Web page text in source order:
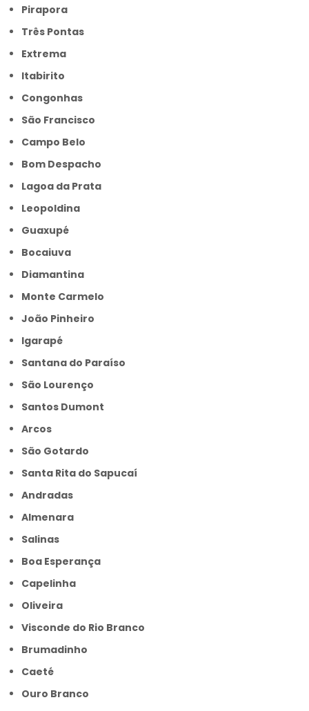
Pirapora
Três Pontas
Extrema
Itabirito
Congonhas
São Francisco
Campo Belo
Bom Despacho
Lagoa da Prata
Leopoldina
Guaxupé
Bocaiuva
Diamantina
Monte Carmelo
João Pinheiro
Igarapé
Santana do Paraíso
São Lourenço
Santos Dumont
Arcos
São Gotardo
Santa Rita do Sapucaí
Andradas
Almenara
Salinas
Boa Esperança
Capelinha
Oliveira
Visconde do Rio Branco
Brumadinho
Caeté
Ouro Branco